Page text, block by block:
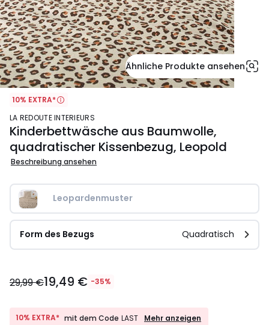
Ähnliche Produkte ansehen
10% EXTRA*
LA REDOUTE INTERIEURS
Kinderbettwäsche aus Baumwolle,
quadratischer Kissenbezug, Leopold
Beschreibung ansehen
Leopardenmuster
Form des Bezugs Quadratisch
€
€
29,99 €19,49 € -35%
10% EXTRA* mit dem Code LAST
10%
Mehr anzeigen